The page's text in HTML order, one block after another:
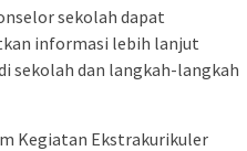
sekolah dapat
informasi lebih lanjut
sekolah dan langkah-langkah
Kegiatan Ekstrakurikuler